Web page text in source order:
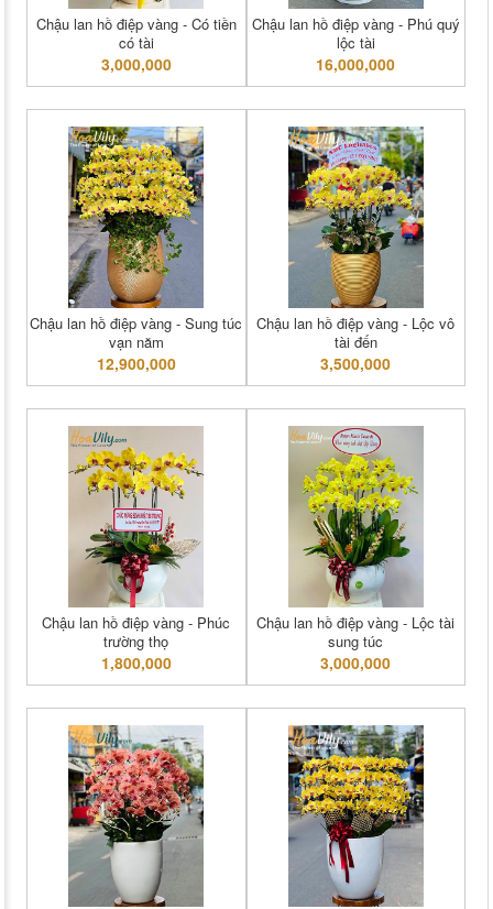
Chậu lan hồ điệp vàng - Có tiền
có tài
3,000,000
Chậu lan hồ điệp vàng - Phú quý
lộc tài
16,000,000
Chậu lan hồ điệp vàng - Sung túc
vạn năm
12,900,000
Chậu lan hồ điệp vàng - Lộc vô
tài đến
3,500,000
Chậu lan hồ điệp vàng - Phúc
trường thọ
1,800,000
Chậu lan hồ điệp vàng - Lộc tài
sung túc
3,000,000